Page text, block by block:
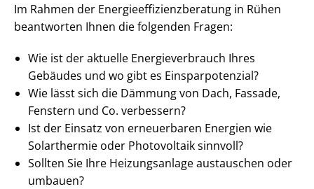
Im Rahmen der En­er­gie­ef­fi­zi­enz­be­ra­tung in Rühen
beantworten Ihnen die folgenden Fragen:
Wie ist der aktuelle En­er­gie­ver­brauch Ihres
Gebäudes und wo gibt es Ein­spar­po­ten­zi­al?
Wie lässt sich die Dämmung von Dach, Fassade,
Fenstern und Co. verbessern?
Ist der Einsatz von erneuerbaren Energien wie
Solarthermie oder Photovoltaik sinnvoll?
Sollten Sie Ihre Heizungsanlage austauschen oder
umbauen?